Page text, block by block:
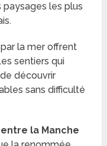
paysages les plus
la mer offrent
sentiers qui
découvrir
sans difficulté
la Manche